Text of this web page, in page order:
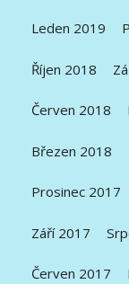
Leden 2019
Říjen 2018
Červen 2018
Březen 2018
Prosinec 2017
Září 2017
Červen 2017